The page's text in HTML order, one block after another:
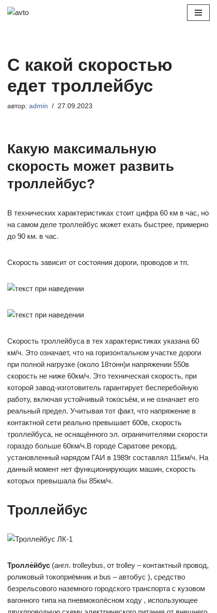
С какой скоростью
едет троллейбус
автор: admin 27.09.2023
Какую максимальную
скорость может развить
троллейбус?
В технических характеристиках стоит цифра 60 км в час, но
на самом деле троллейбус может ехать быстрее, примерно
до 90 км. в час.
Скорость зависит от состояния дороги, проводов и тп.
Скорость троллейбуса в тех характеристиках указана 60
км/ч. Это означает, что на горизонтальном участке дороги
при полной нагрузке (около 18тонн)и напряжении 550в
скорость не ниже 60км/ч. Это техническая скорость, при
которой завод-изготовитель гарантирует бесперебойную
работу, включая устойчивый токосъём, и не означает его
реальный предел. Учитывая тот факт, что напряжение в
контактной сети реально превышает 600в, скорость
троллейбуса, не оснащённого эл. ограничителями скорости
гораздо больше 60км/ч.В городе Саратове рекорд,
установленный нарядом ГАИ в 1989г составлял 115км/ч. На
данный момент нет функционирующих машин, скорость
которых превышала бы 85км/ч.
Троллейбус
Тролле́йбус (англ. trolleybus, от trolley – контактный провод,
роликовый токоприёмник и bus – автобус ), средство
безрельсового наземного городского транспорта с кузовом
вагонного типа на пневмоколёсном ходу , использующее